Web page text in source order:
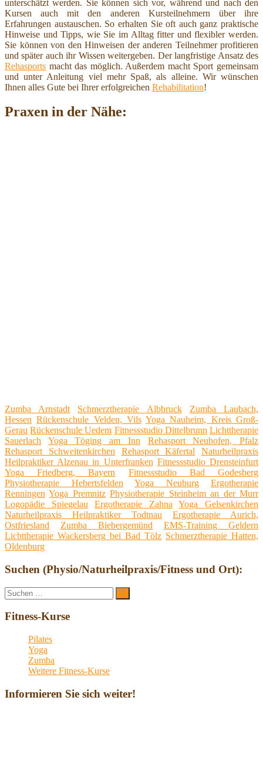
unterschätzt werden. Sie können sich vor, während und nach den
Kursen auch mit den anderen Kursteilnehmern über ihre
Erfahrungen austauschen. So erhalten Sie oft auch ganz praktische
Hinweise und Tipps, wie Sie im Alltag fitter und flexibler werden.
Sie können von den Hinweisen der anderen Teilnehmer profitieren
und später auch ihr Wissen weitergeben. Der langfristige Ansatz des
Rehasports macht das möglich. Außerdem macht Sport gemeinsam
und unter Anleitung viel mehr Spaß, als alleine. Wir wünschen
Ihnen alles Gute bei Ihrer erfolgreichen Rehabilitation!
Praxen in der Nähe:
Zumba Arnstadt Schmerztherapie Albbruck
Zumba Laubach,
Hessen Rückenschule Velden, Vils Yoga Nauheim, Kreis Groß-
Gerau Rückenschule Uedem Fitnessstudio Dittelbrunn Lichttherapie
Sauerlach
Yoga Töging am Inn
Rehasport Neuhofen, Pfalz
Rehasport Schweitenkirchen
Rehasport Käfertal
Naturheilpraxis
Heilpraktiker Alzenau in Unterfranken Fitnessstudio Drensteinfurt
Yoga Friedberg, Bayern
Fitnessstudio Bad Godesberg
Physiotherapie Hebertsfelden
Yoga Neuburg
Ergotherapie
Renningen Yoga Premnitz Physiotherapie Steinheim an der Murr
Logopädie Spiegelau
Ergotherapie Zahna
Yoga Gelsenkirchen
Naturheilpraxis Heilpraktiker Todtnau
Ergotherapie Aurich,
Ostfriesland
Zumba Biebergemünd
EMS-Training Geldern
Lichttherapie Wackersberg bei Bad Tölz Schmerztherapie Hatten,
Oldenburg
Suchen (Physio/Naturheilpraxis/Fitness und Ort):
Suche
nach:
Suchen
Fitness-Kurse
Pilates
Yoga
Zumba
Weitere Fitness-Kurse
Informieren Sie sich weiter!